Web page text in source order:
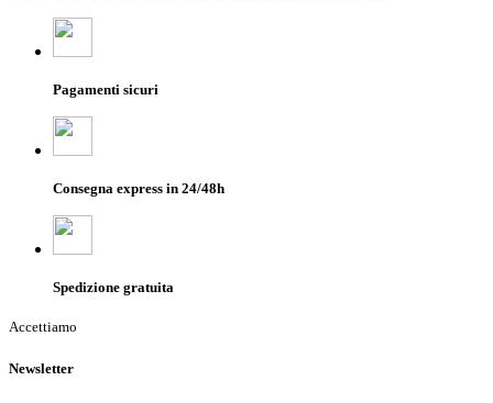
Pagamenti sicuri
Consegna express in 24/48h
Spedizione gratuita
Accettiamo
Newsletter